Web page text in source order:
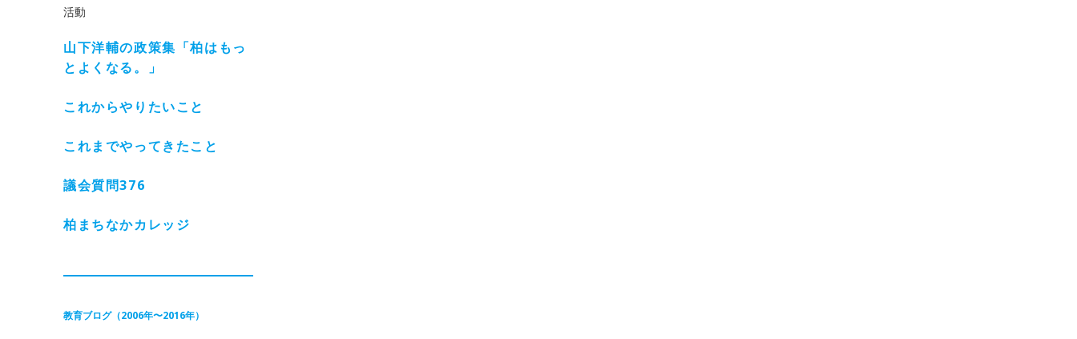
活動
山下洋輔の政策集「柏はもっ
とよくなる。」
これからやりたいこと
これまでやってきたこと
議会質問376
柏まちなかカレッジ
教育ブログ（2006年〜2016年）